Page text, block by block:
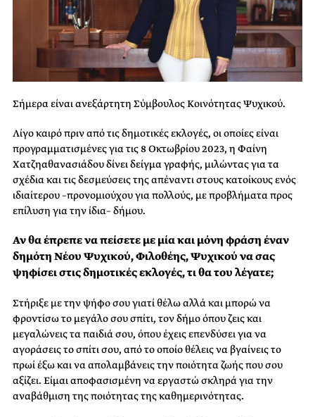
Σήμερα είναι ανεξάρτητη Σύμβουλος Κοινότητας Ψυχικού.
Λίγο καιρό πριν από τις δημοτικές εκλογές, οι οποίες είναι
προγραμματισμένες για τις 8 Οκτωβρίου 2023, η Φαίνη
Χατζηαθανασιάδου δίνει δείγμα γραφής, μιλώντας για τα
σχέδια και τις δεσμεύσεις της απέναντι στους κατοίκους ενός
ιδιαίτερου –προνομιούχου για πολλούς, με προβλήματα προς
επίλυση για την ίδια– δήμου.
Αν θα έπρεπε να πείσετε με μία και μόνη φράση έναν
δημότη Νέου Ψυχικού, Φιλοθέης, Ψυχικού να σας
ψηφίσει στις δημοτικές εκλογές, τι θα του λέγατε;
Στήριξε με την ψήφο σου γιατί θέλω αλλά και μπορώ να
φροντίσω το μεγάλο σου σπίτι, τον δήμο όπου ζεις και
μεγαλώνεις τα παιδιά σου, όπου έχεις επενδύσει για να
αγοράσεις το σπίτι σου, από το οποίο θέλεις να βγαίνεις το
πρωί έξω και να απολαμβάνεις την ποιότητα ζωής που σου
αξίζει. Είμαι αποφασισμένη να εργαστώ σκληρά για την
αναβάθμιση της ποιότητας της καθημερινότητας.